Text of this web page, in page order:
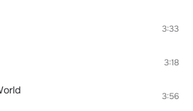
3:33
3:18
3:56